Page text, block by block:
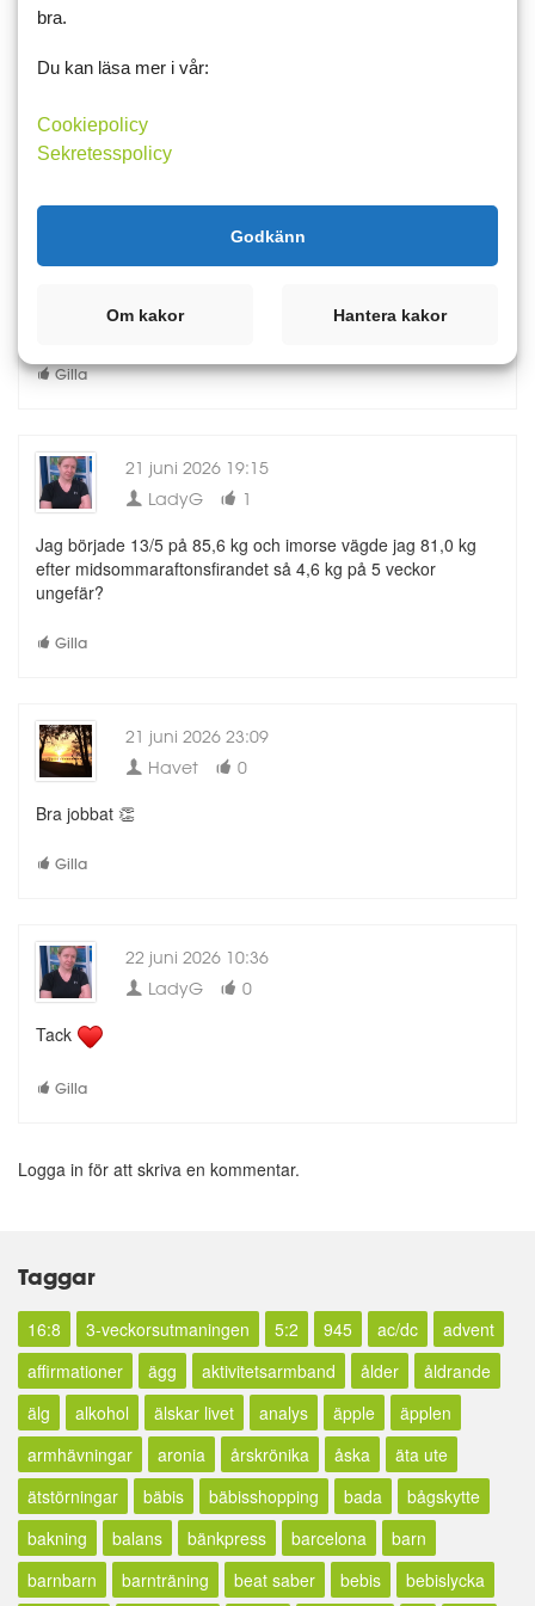
21 juni 2026 19:09
Havet
Den kombon har jag inte testat med makrill i omelett.
för mig är makrill på mammas nybakade brödkaka som man
delade mitt i tu.
Hur mycket har du gått ner med mounjaro?
Gilla
21 juni 2026 19:15
LadyG
1
Jag började 13/5 på 85,6 kg och imorse vägde jag 81,0 kg
efter midsommaraftonsfirandet så 4,6 kg på 5 veckor
ungefär?
Gilla
21 juni 2026 23:09
Havet
0
Bra jobbat 👏
Gilla
22 juni 2026 10:36
LadyG
0
Tack
Gilla
Logga in för att skriva en kommentar.
Taggar
16:8 3-veckorsutmaningen 5:2 945 ac/dc
advent
affirmationer
ägg aktivitetsarmband ålder
åldrande
älg
alkohol älskar livet analys äpple
äpplen
armhävningar
aronia årskrönika åska
äta ute
ätstörningar
bäbis bäbisshopping bada
bågskytte
bakning
balans bänkpress barcelona
barn
barnbarn
barnträning beat saber bebis
bebislycka
bra.
Du kan läsa mer i vår:
Cookiepolicy
Sekretesspolicy
Godkänn
Om kakor Hantera kakor